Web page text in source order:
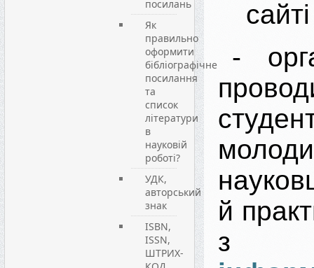
посилань
Як
правильно
оформити
бібліографічне
посилання
та
список
літератури
в
науковій
роботі?
УДК,
авторський
знак
ISBN,
ISSN,
ШТРИХ-
-
й
з